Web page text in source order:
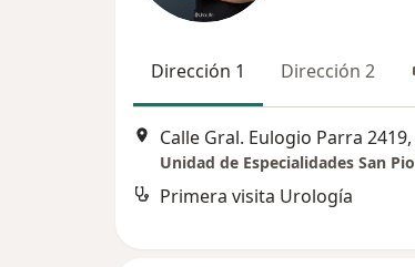
Dirección 1 Dirección 2
Unidad de Especialidades San Pio
Primera visita Urología